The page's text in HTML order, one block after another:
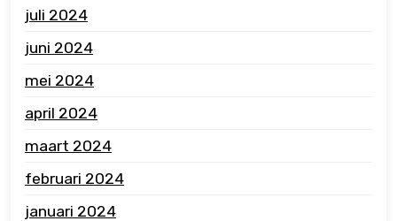
juli 2024
juni 2024
mei 2024
april 2024
maart 2024
februari 2024
januari 2024